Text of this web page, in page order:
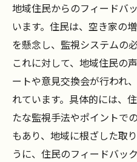
地域住民からのフィードバ
います。住民は、空き家の
を懸念し、監視システムの
これに対して、地域住民の
ートや意見交換会が行われ
れています。具体的には、
たな監視手法やポイントで
もあり、地域に根ざした取
うに、住民のフィードバッ